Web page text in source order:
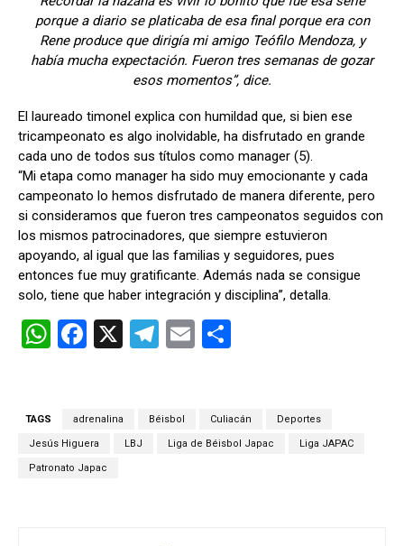
porque a diario se platicaba de esa final porque era con
Rene produce que dirigía mi amigo Teófilo Mendoza, y
había mucha expectación. Fueron tres semanas de gozar
esos momentos”, dice.
El laureado timonel explica con humildad que, si bien ese
tricampeonato es algo inolvidable, ha disfrutado en grande
cada uno de todos sus títulos como manager (5).
“Mi etapa como manager ha sido muy emocionante y cada
campeonato lo hemos disfrutado de manera diferente, pero
si consideramos que fueron tres campeonatos seguidos con
los mismos patrocinadores, que siempre estuvieron
apoyando, al igual que las familias y seguidores, pues
entonces fue muy gratificante. Además nada se consigue
solo, tiene que haber integración y disciplina”, detalla.
W
A
p
F
b
o
o
X
T
gr
a
E
p
ar
TAGS adrenalina Béisbol Culiacán Deportes
Jesús Higuera LBJ Liga de Béisbol Japac Liga JAPAC
Patronato Japac